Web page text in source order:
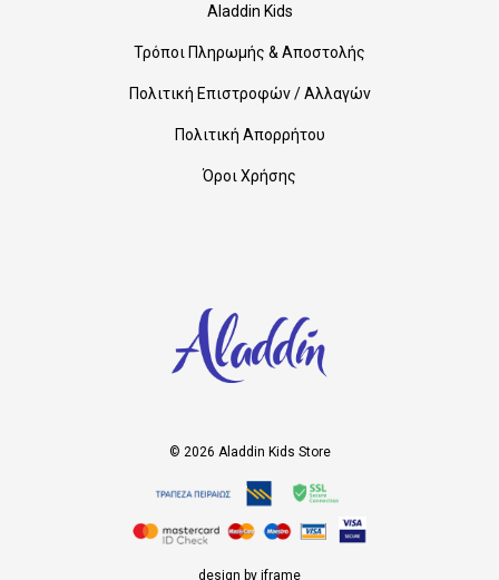
Aladdin Kids
Τρόποι Πληρωμής & Αποστολής
Πολιτική Επιστροφών / Αλλαγών
Πολιτική Απορρήτου
Όροι Χρήσης
© 2026 Aladdin Kids Store
design by iframe